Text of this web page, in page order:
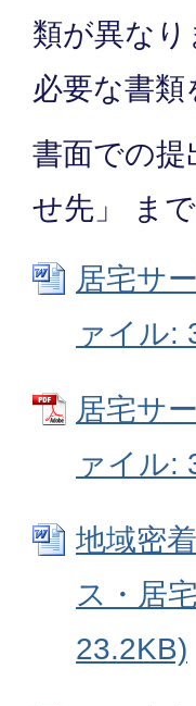
類が異な
必要な書類
書面での
せ先」 ま
居宅サ
ァイル:
居宅サ
ァイル:
地域密
ス・居
23.2KB)